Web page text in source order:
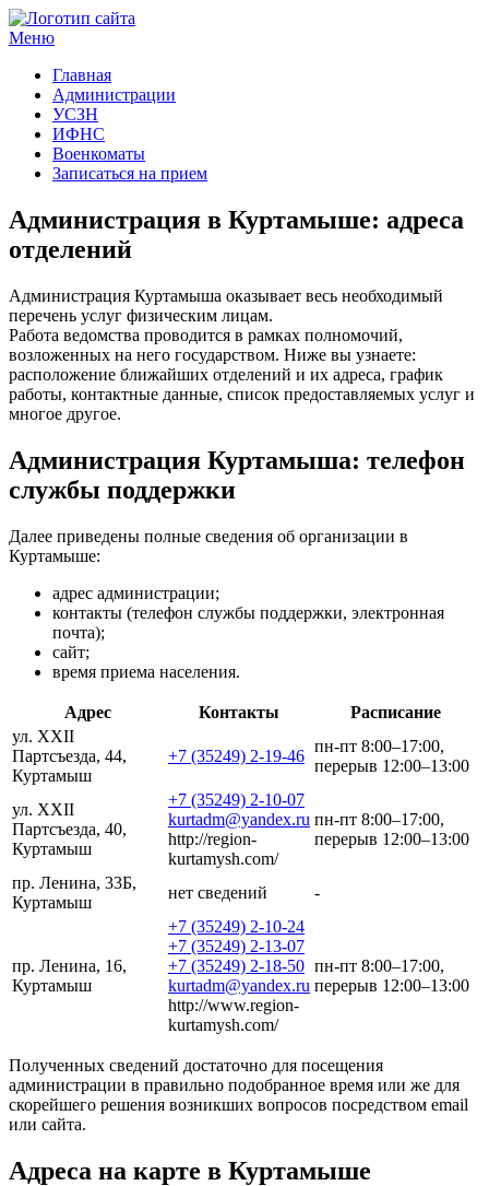
Меню
Главная
Администрации
УСЗН
ИФНС
Военкоматы
Записаться на прием
Администрация в Куртамыше: адреса
отделений
Администрация Куртамыша оказывает весь необходимый
перечень услуг физическим лицам.
Работа ведомства проводится в рамках полномочий,
возложенных на него государством. Ниже вы узнаете:
расположение ближайших отделений и их адреса, график
работы, контактные данные, список предоставляемых услуг и
многое другое.
Администрация Куртамыша: телефон
службы поддержки
Далее приведены полные сведения об организации в
Куртамыше:
адрес администрации;
контакты (телефон службы поддержки, электронная
почта);
сайт;
время приема населения.
Адрес Контакты
Расписание
ул. XXII
Партсъезда, 44,
Куртамыш
+7 (35249) 2-19-46
пн-пт 8:00–17:00,
перерыв 12:00–13:00
ул. XXII
Партсъезда, 40,
Куртамыш
+7 (35249) 2-10-07
kurtadm@yandex.ru
http://region-
kurtamysh.com/
пн-пт 8:00–17:00,
перерыв 12:00–13:00
пр. Ленина, 33Б,
Куртамыш
нет сведений -
пр. Ленина, 16,
Куртамыш
+7 (35249) 2-10-24
+7 (35249) 2-13-07
+7 (35249) 2-18-50
kurtadm@yandex.ru
http://www.region-
kurtamysh.com/
пн-пт 8:00–17:00,
перерыв 12:00–13:00
Полученных сведений достаточно для посещения
администрации в правильно подобранное время или же для
скорейшего решения возникших вопросов посредством email
или сайта.
Адреса на карте в Куртамыше